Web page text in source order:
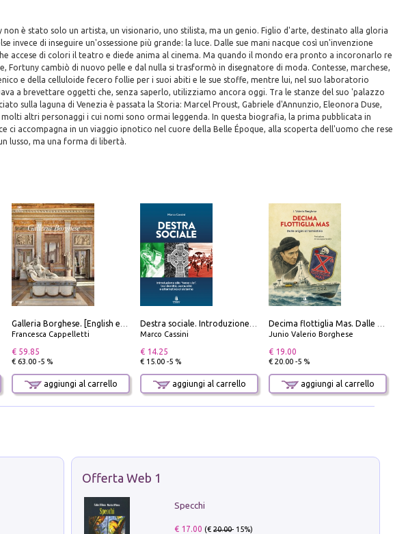
non è stato solo un artista, un visionario, uno stilista, ma un genio. Figlio d'arte, destinato alla gloria
invece di inseguire un'ossessione più grande: la luce. Dalle sue mani nacque così un'invenzione
accese di colori il teatro e diede anima al cinema. Ma quando il mondo era pronto a incoronarlo re
Fortuny cambiò di nuovo pelle e dal nulla si trasformò in disegnatore di moda. Contesse, marchese,
e della celluloide fecero follie per i suoi abiti e le sue stoffe, mentre lui, nel suo laboratorio
a brevettare oggetti che, senza saperlo, utilizziamo ancora oggi. Tra le stanze del suo 'palazzo
sulla laguna di Venezia è passata la Storia: Marcel Proust, Gabriele d'Annunzio, Eleonora Duse,
molti altri personaggi i cui nomi sono ormai leggenda. In questa biografia, la prima pubblicata in
ci accompagna in un viaggio ipnotico nel cuore della Belle Époque, alla scoperta dell'uomo che rese
lusso, ma una forma di libertà.
Francesca Cappelletti
€ 59.85
€ 63.00 -5 %
aggiungi al carrello
Marco Cassini
€ 14.25
€ 15.00 -5 %
aggiungi al carrello
Junio Valerio Borghese
€ 19.00
€ 20.00 -5 %
aggiungi al carrello
Offerta Web 1
Specchi
€ 17.00 (€20.00- 15%)